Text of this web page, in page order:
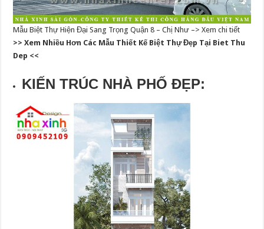
Mẫu Biệt Thự Hiện Đại Sang Trọng Quận 8 – Chị Như –> Xem chi tiết
>> Xem Nhiều Hơn Các Mẫu Thiết Kế Biệt Thự Đẹp Tại Biet Thu
Dep <<
KIẾN TRÚC NHÀ PHỐ ĐẸP: